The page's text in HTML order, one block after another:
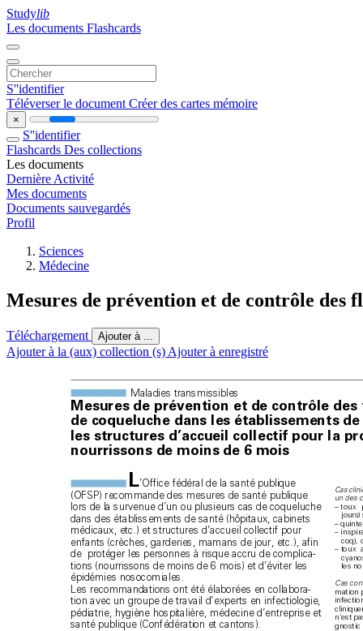
Studylib
Les documents Flashcards
S''identifier
Téléverser le document Créer des cartes mémoire
×
S''identifier
Flashcards Des collections
Les documents
Dernière Activité
Mes documents
Documents sauvegardés
Profil
Sciences
Médecine
Mesures de prévention et de contrôle des
Téléchargement Ajouter à ...
Ajouter à la (aux) collection (s) Ajouter à enregistré
Mesures de prévention et de contrôle des
de coqueluche dans les établissements
les structures d’accueil collectif pour la
nourrissons de moins de 6 mois
Maladies transmissibles
L’Office fédéral de la santé publique
(OFSP) recommande des mesures de santé publique
lors de la survenue d’un ou plusieurs cas de coqueluche
dans des établissements de santé (hôpitaux, cabinets
médicaux, etc.) et structures d’accueil collectif pour
enfants (crèches, garderies, mamans de jour, etc.), afin
de  protéger les personnes à risque accru de complica-
tions (nourrissons de moins de 6 mois) et d’éviter les
épidémies nosocomiales.
Les recommandations ont été élaborées en collabora-
tion avec un groupe de travail d’experts en infectiologie,
pédiatrie, hygiène hospitalière, médecine d’entreprise et
santé publique (Confédération et cantons).
Cas
un des
– toux
jours)
–
–
coq),
– to ux
les
Cas co
mation
infe
n’est
gnostic